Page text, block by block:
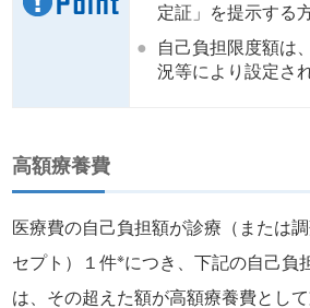
定証」を提示する
●
自己負担限度額は
況等により設定さ
高額療養費
医療費の自己負担額が診療（または
セプト）１件※につき、下記の自己負
は、その超えた額が高額療養費として